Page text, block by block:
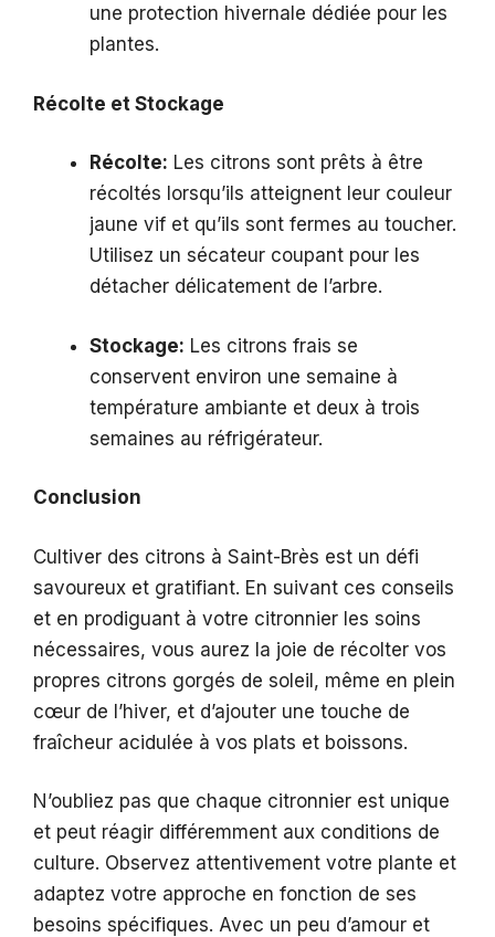
une protection hivernale dédiée pour les
plantes.
Récolte et Stockage
Récolte: Les citrons sont prêts à être
récoltés lorsqu’ils atteignent leur couleur
jaune vif et qu’ils sont fermes au toucher.
Utilisez un sécateur coupant pour les
détacher délicatement de l’arbre.
Stockage: Les citrons frais se
conservent environ une semaine à
température ambiante et deux à trois
semaines au réfrigérateur.
Conclusion
Cultiver des citrons à Saint-Brès est un défi
savoureux et gratifiant. En suivant ces conseils
et en prodiguant à votre citronnier les soins
nécessaires, vous aurez la joie de récolter vos
propres citrons gorgés de soleil, même en plein
cœur de l’hiver, et d’ajouter une touche de
fraîcheur acidulée à vos plats et boissons.
N’oubliez pas que chaque citronnier est unique
et peut réagir différemment aux conditions de
culture. Observez attentivement votre plante et
adaptez votre approche en fonction de ses
besoins spécifiques. Avec un peu d’amour et